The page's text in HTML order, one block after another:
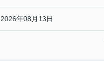
2026年08月13日